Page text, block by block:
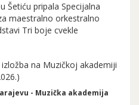
Šetiću pripala Specijalna
maestralno orkestralno
Tri boje cvekle
na Muzičkoj akademiji
- Muzička akademija